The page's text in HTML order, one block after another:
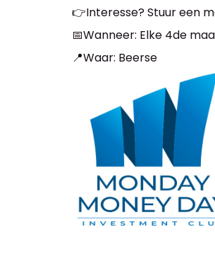
👉Interesse? Stuur een
📅Wanneer: Elke 4de
📍Waar: Beerse